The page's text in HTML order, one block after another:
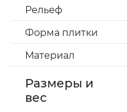
Рельеф
Форма плитки
Материал
Размеры и
вес